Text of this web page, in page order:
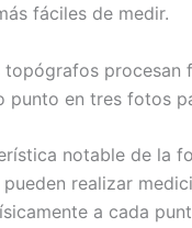
fáciles de medir.
topógrafos procesan
punto en tres fotos
notable de la
realizar
a cada